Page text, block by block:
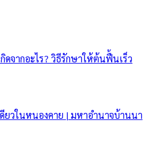
ดจากอะไร? วิธีรักษาให้ต้นฟื้นเร็ว
ยวในหนองคาย | มหาอำนาจบ้านนา